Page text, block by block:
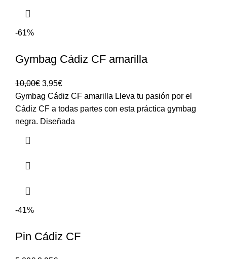
-61%
Gymbag Cádiz CF amarilla
10,00€ 3,95€
Gymbag Cádiz CF amarilla Lleva tu pasión por el
Cádiz CF a todas partes con esta práctica gymbag
negra. Diseñada
-41%
Pin Cádiz CF